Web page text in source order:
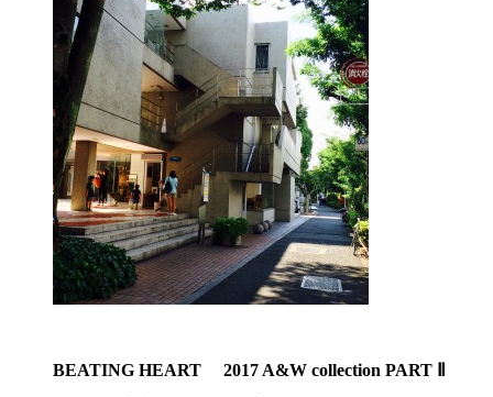
BEATING HEART 2017 A&W collection PART Ⅱ